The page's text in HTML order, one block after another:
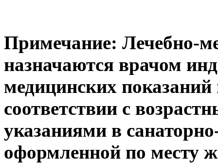
Примечание: Лечебно-
назначаются врачом
медицинских
соответствии с
указаниями в
оформленной по месту